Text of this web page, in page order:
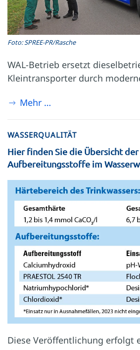
Foto: SPREE-PR/Rasche
WAL-Betrieb ersetzt
Kleintransporter durch
Mehr …
WASSERQUALITÄT
Hier finden Sie die Übersicht der
Aufbereitungsstoffe im
Diese Veröffentlichung erfolgt